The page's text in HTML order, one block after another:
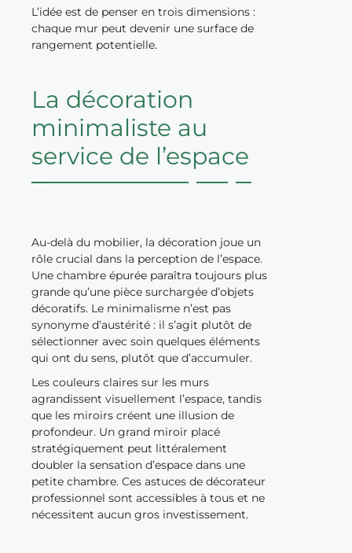
L’idée est de penser en trois dimensions :
chaque mur peut devenir une surface de
rangement potentielle.
La décoration
minimaliste au
service de l’espace
Au-delà du mobilier, la décoration joue un
rôle crucial dans la perception de l’espace.
Une chambre épurée paraîtra toujours plus
grande qu’une pièce surchargée d’objets
décoratifs. Le minimalisme n’est pas
synonyme d’austérité : il s’agit plutôt de
sélectionner avec soin quelques éléments
qui ont du sens, plutôt que d’accumuler.
Les couleurs claires sur les murs
agrandissent visuellement l’espace, tandis
que les miroirs créent une illusion de
profondeur. Un grand miroir placé
stratégiquement peut littéralement
doubler la sensation d’espace dans une
petite chambre. Ces astuces de décorateur
professionnel sont accessibles à tous et ne
nécessitent aucun gros investissement.